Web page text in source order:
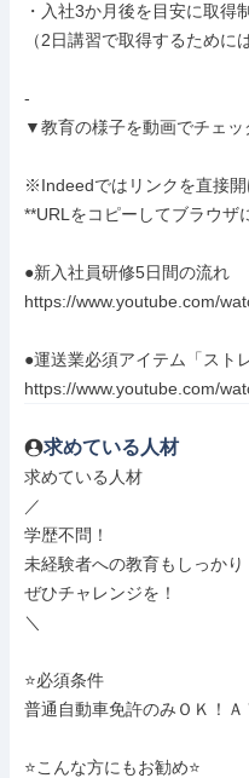
・入社3か月後を目安に取得
（2日講習で取得するために
-
▼教育の様子を動画でチェッ
※Indeedではリンクを直接開
**URLをコピーしてブラウザ
●新入社員研修5日間の流れ
https://www.youtube.com/
●運送業必須アイテム「スト
https://www.youtube.com/
求めている人材
求めている人材
／
学歴不問！
未経験者への教育もしっかり
ぜひチャレンジを！
＼
⭐必須条件
普通自動車免許のみＯＫ！Ａ
⭐こんな方にもお勧め⭐